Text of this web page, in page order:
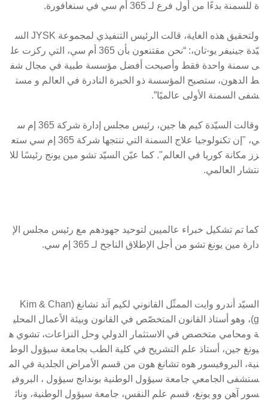
ة للسمنة بدءًا من أول فرع لـ 365 أم سي في سنغافورة.
ولتحقيق هذه الغاية، قالت الرئيس التنفيذي لمجموعة JYSK الس
يّدة جينيفر يو-تان،: “نحن مقتنعون بأن 365 أم سي، التي ركزت عل
ى سمنة واحدة فقط وأصبحت أفضل مؤسسة طبية في مجال شف
ط الدهون، ستصبح المؤسسة ذو الخبرة النادرة في العالم و مست
شفى السمنة الأولى عالميًا”.
وقالت السيّدة كيم ها جين، رئيس مجلس إدارة شركة 365 إم س
ي، "إن تكنولوجيا علاج السمنة التي تنتجها شركة 365 إم سي ستع
زز مكانة كوريا في العالم". كما عيّن السيّد تشو مين يونج رئيسًا للا
نتشار العالمي.
كما تم تشكيل خبراء عالميين لتوحيد جهودهم مع رئيس مجلس الإ
دارة مين يونغ تشو من أجل الإطلاق الناجح لـ 365 إم سي.
السيّد أندرو وايت الممثّل القانوني لكيم آند تشانغ (Kim & Chan
g)، وهو أستاذ القانون المتخصّص في القانون وبيئة الأعمال المحلي
ة ومحامي متخصص في الاستثمار الدولي وحل النزاعات، تشوي ه
يونغ جين، أستاذ علم التشريح في كلية الطب بجامعة سيؤول الوط
نية، البروفيسور هوه تشانغ هون من قسم الأمراض الجلدية في الم
ستشفى الجامعي جامعة سيؤول الوطنية بوندانج سيؤول ، البروفي
سور آهن وو يونغ، قسم علم النفس، جامعة سيؤول الوطنية، ونائ